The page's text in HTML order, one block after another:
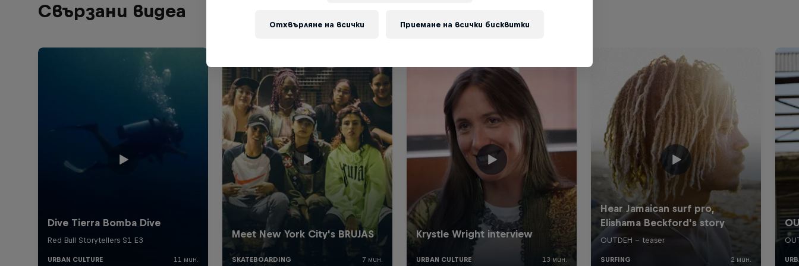
Свързани видеа
Отхвърляне на всички Приемане на всички бисквитки